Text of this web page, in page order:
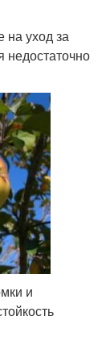
на уход за
недостаточно
и